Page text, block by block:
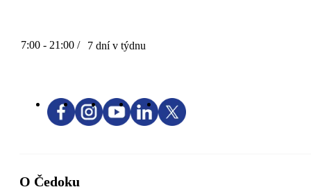
7:00 - 21:00 / 7 dní v týdnu
O Čedoku